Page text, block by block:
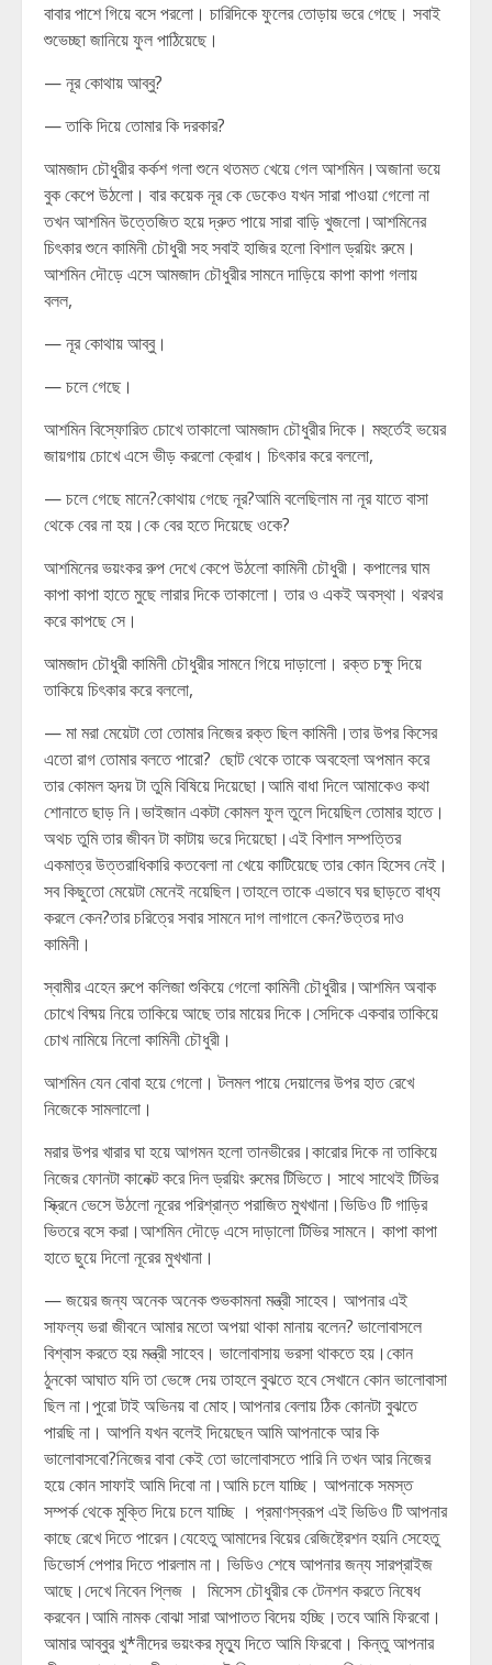
বাবার পাশে গিয়ে বসে পরলো। চারিদিকে ফুলের তোড়ায় ভরে গেছে। সবাই
শুভেচ্ছা জানিয়ে ফুল পাঠিয়েছে।
— নূর কোথায় আব্বু?
— তাকি দিয়ে তোমার কি দরকার?
আমজাদ চৌধুরীর কর্কশ গলা শুনে থতমত খেয়ে গেল আশমিন।অজানা ভয়ে
বুক কেপে উঠলো। বার কয়েক নূর কে ডেকেও যখন সারা পাওয়া গেলো না
তখন আশমিন উত্তেজিত হয়ে দ্রুত পায়ে সারা বাড়ি খুজলো।আশমিনের
চিৎকার শুনে কামিনী চৌধুরী সহ সবাই হাজির হলো বিশাল ড্রয়িং রুমে।
আশমিন দৌড়ে এসে আমজাদ চৌধুরীর সামনে দাড়িয়ে কাপা কাপা গলায়
বলল,
— নূর কোথায় আব্বু।
— চলে গেছে।
আশমিন বিস্ফোরিত চোখে তাকালো আমজাদ চৌধুরীর দিকে। মহুর্তেই ভয়ের
জায়গায় চোখে এসে ভীড় করলো ক্রোধ। চিৎকার করে বললো,
— চলে গেছে মানে?কোথায় গেছে নূর?আমি বলেছিলাম না নূর যাতে বাসা
থেকে বের না হয়।কে বের হতে দিয়েছে ওকে?
আশমিনের ভয়ংকর রুপ দেখে কেপে উঠলো কামিনী চৌধুরী। কপালের ঘাম
কাপা কাপা হাতে মুছে লারার দিকে তাকালো। তার ও একই অবস্থা। থরথর
করে কাপছে সে।
আমজাদ চৌধুরী কামিনী চৌধুরীর সামনে গিয়ে দাড়ালো। রক্ত চক্ষু দিয়ে
তাকিয়ে চিৎকার করে বললো,
— মা মরা মেয়েটা তো তোমার নিজের রক্ত ছিল কামিনী।তার উপর কিসের
এতো রাগ তোমার বলতে পারো? ছোট থেকে তাকে অবহেলা অপমান করে
তার কোমল হৃদয় টা তুমি বিষিয়ে দিয়েছো।আমি বাধা দিলে আমাকেও কথা
শোনাতে ছাড় নি।ভাইজান একটা কোমল ফুল তুলে দিয়েছিল তোমার হাতে।
অথচ তুমি তার জীবন টা কাটায় ভরে দিয়েছো।এই বিশাল সম্পত্তির
একমাত্র উত্তরাধিকারি কতবেলা না খেয়ে কাটিয়েছে তার কোন হিসেব নেই।
সব কিছুতো মেয়েটা মেনেই নয়েছিল।তাহলে তাকে এভাবে ঘর ছাড়তে বাধ্য
করলে কেন?তার চরিত্রে সবার সামনে দাগ লাগালে কেন?উত্তর দাও
কামিনী।
স্বামীর এহেন রুপে কলিজা শুকিয়ে গেলো কামিনী চৌধুরীর।আশমিন অবাক
চোখে বিষ্ময় নিয়ে তাকিয়ে আছে তার মায়ের দিকে।সেদিকে একবার তাকিয়ে
চোখ নামিয়ে নিলো কামিনী চৌধুরী।
আশমিন যেন বোবা হয়ে গেলো। টলমল পায়ে দেয়ালের উপর হাত রেখে
নিজেকে সামলালো।
মরার উপর খারার ঘা হয়ে আগমন হলো তানভীরের।কারোর দিকে না তাকিয়ে
নিজের ফোনটা কানেক্ট করে দিল ড্রয়িং রুমের টিভিতে। সাথে সাথেই টিভির
স্ক্রিনে ভেসে উঠলো নূরের পরিশ্রান্ত পরাজিত মুখখানা।ভিডিও টি গাড়ির
ভিতরে বসে করা।আশমিন দৌড়ে এসে দাড়ালো টিভির সামনে। কাপা কাপা
হাতে ছুয়ে দিলো নূরের মুখখানা।
— জয়ের জন্য অনেক অনেক শুভকামনা মন্ত্রী সাহেব। আপনার এই
সাফল্য ভরা জীবনে আমার মতো অপয়া থাকা মানায় বলেন? ভালোবাসলে
বিশ্বাস করতে হয় মন্ত্রী সাহেব। ভালোবাসায় ভরসা থাকতে হয়।কোন
ঠুনকো আঘাত যদি তা ভেঙ্গে দেয় তাহলে বুঝতে হবে সেখানে কোন ভালোবাসা
ছিল না।পুরো টাই অভিনয় বা মোহ।আপনার বেলায় ঠিক কোনটা বুঝতে
পারছি না। আপনি যখন বলেই দিয়েছেন আমি আপনাকে আর কি
ভালোবাসবো?নিজের বাবা কেই তো ভালোবাসতে পারি নি তখন আর নিজের
হয়ে কোন সাফাই আমি দিবো না।আমি চলে যাচ্ছি। আপনাকে সমস্ত
সম্পর্ক থেকে মুক্তি দিয়ে চলে যাচ্ছি । প্রমাণস্বরূপ এই ভিডিও টি আপনার
কাছে রেখে দিতে পারেন।যেহেতু আমাদের বিয়ের রেজিষ্ট্রেশন হয়নি সেহেতু
ডিভোর্স পেপার দিতে পারলাম না। ভিডিও শেষে আপনার জন্য সারপ্রাইজ
আছে।দেখে নিবেন প্লিজ । মিসেস চৌধুরীর কে টেনশন করতে নিষেধ
করবেন।আমি নামক বোঝা সারা আপাতত বিদেয় হচ্ছি।তবে আমি ফিরবো।
আমার আব্বুর খু*নীদের ভয়ংকর মৃত্যু দিতে আমি ফিরবো। কিন্তু আপনার